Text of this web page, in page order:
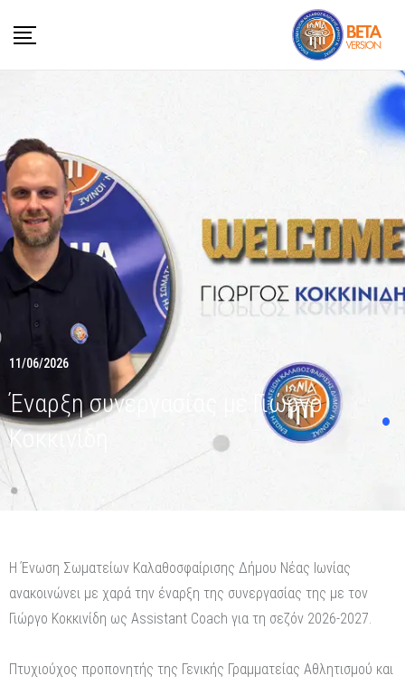
11/06/2026
Έναρξη συνεργασίας με Γιώργο
Κοκκινίδη
Η Ένωση Σωματείων Καλαθοσφαίρισης Δήμου Νέας Ιωνίας
ανακοινώνει με χαρά την έναρξη της συνεργασίας της με τον
Γιώργο Κοκκινίδη ως Assistant Coach για τη σεζόν 2026-2027.
Πτυχιούχος προπονητής της Γενικής Γραμματείας Αθλητισμού και